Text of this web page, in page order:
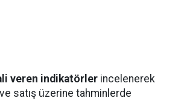
veren indikatörler incelenerek
ve satış üzerine tahminlerde